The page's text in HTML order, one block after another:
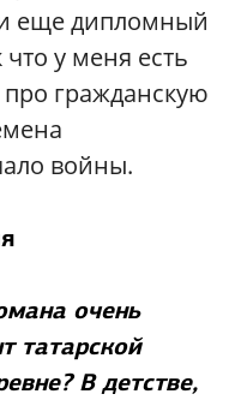
еще дипломный
у меня есть
гражданскую
войны.
очень
татарской
В детстве,